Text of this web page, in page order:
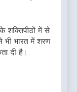
शक्तिपीठों में से
भी भारत में शरण
दी है।